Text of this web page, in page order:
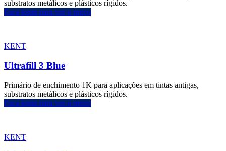
substratos metálicos e plásticos rígidos.
Faça login para ver o preço
KENT
Ultrafill 3 Blue
Primário de enchimento 1K para aplicações em tintas antigas,
substratos metálicos e plásticos rígidos.
Faça login para ver o preço
KENT